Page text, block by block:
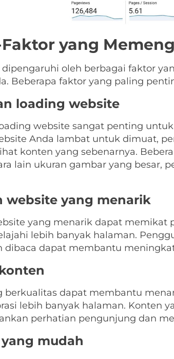
yang
dipengaruhi oleh berbagai faktor
Beberapa faktor yang paling
loading website
website sangat penting
Anda lambat untuk dimuat,
konten yang sebenarnya.
lain ukuran gambar yang besar,
website yang menarik
yang menarik dapat
lebih banyak halaman.
dibaca dapat membantu
berkualitas dapat membantu
lebih banyak halaman. Konten
perhatian pengunjung dan
mudah